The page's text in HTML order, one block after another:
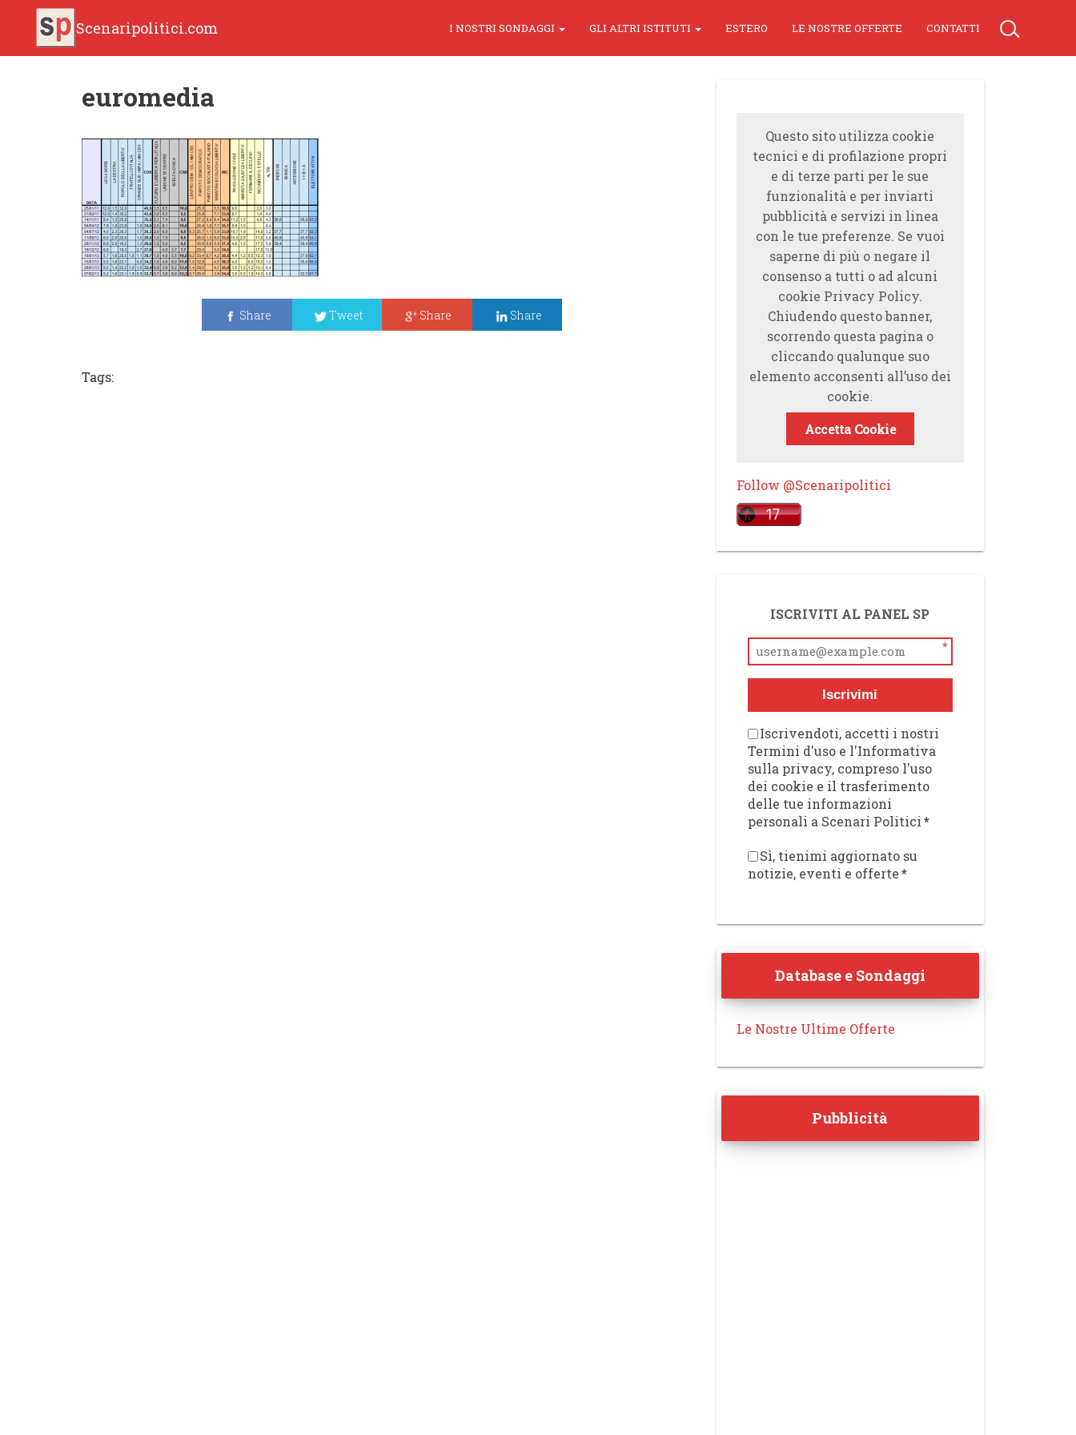
Scenaripolitici.com I NOSTRI SONDAGGI GLI ALTRI ISTITUTI ESTERO LE NOSTRE OFFERTE CONTATTI
euromedia
Share Tweet Share Share
Tags:
Questo sito utilizza cookie
tecnici e di profilazione propri
e di terze parti per le sue
funzionalità e per inviarti
pubblicità e servizi in linea
con le tue preferenze. Se vuoi
saperne di più o negare il
consenso a tutti o ad alcuni
cookie Privacy Policy.
Chiudendo questo banner,
scorrendo questa pagina o
cliccando qualunque suo
elemento acconsenti all’uso dei
cookie.
Accetta Cookie
Follow @Scenaripolitici
ISCRIVITI AL PANEL SP
*
Iscrivimi
Iscrivendoti, accetti i nostri
Termini d'uso e l'Informativa
sulla privacy, compreso l'uso
dei cookie e il trasferimento
delle tue informazioni
personali a Scenari Politici*
Sì, tienimi aggiornato su
notizie, eventi e offerte*
Database e Sondaggi
Le Nostre Ultime Offerte
Pubblicità